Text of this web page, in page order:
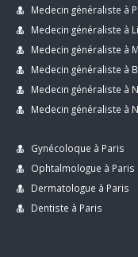
Medecin généraliste à
Medecin généraliste à
Medecin généraliste à
Medecin généraliste à
Medecin généraliste à
Medecin généraliste à
Gynécoloque à Paris
Ophtalmologue à Paris
Dermatologue à Paris
Dentiste à Paris